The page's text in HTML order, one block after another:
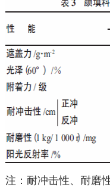
注：耐冲击性、耐磨